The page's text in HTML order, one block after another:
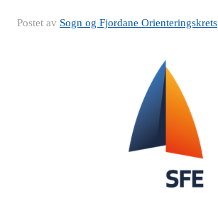
Postet av Sogn og Fjordane Orienteringskrets